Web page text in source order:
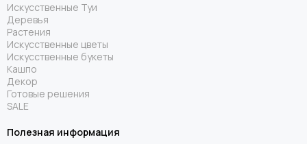
Искусственные Туи
Деревья
Растения
Искусственные цветы
Искусственные букеты
Кашпо
Декор
Готовые решения
SALE
Полезная информация